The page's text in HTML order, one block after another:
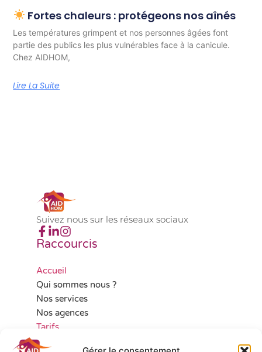
Fortes chaleurs : protégeons nos aînés
Les températures grimpent et nos personnes âgées font
partie des publics les plus vulnérables face à la canicule.
Chez AIDHOM,
Lire La Suite
Suivez nous sur les réseaux sociaux
Raccourcis
Accueil
Qui sommes nous ?
Nos services
Nos agences
Tarifs
Aides financières